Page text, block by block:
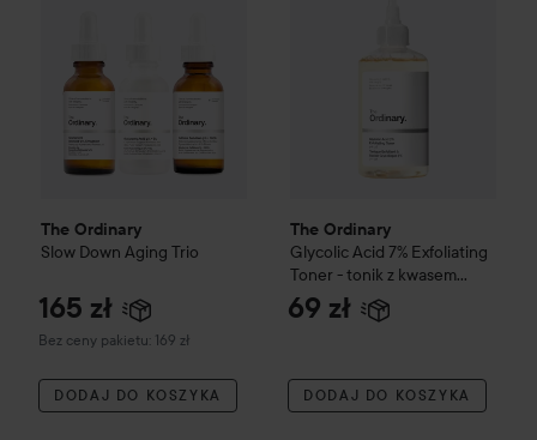
The Ordinary
Slow Down Aging Trio
165 zł
Bez ceny pakietu: 169 zł
DODAJ DO KOSZYKA
The Ordinary
Glycolic Acid 7% Exfoliating
Toner - tonik z kwasem
glikolowym240 ml
69 zł
DODAJ DO KOSZYKA